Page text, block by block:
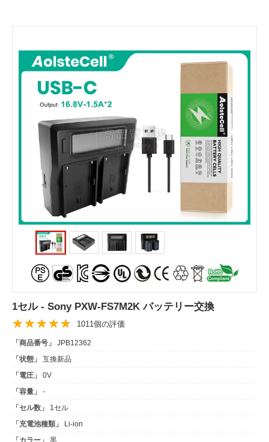
1セル - Sony PXW-FS7M2K バッテリー交換
1011個の評価
「商品番号」
JPB12362
「状態」
互換新品
「電圧」
0V
「容量」
-
「セル数」
1セル
「充電池種類」
Li-ion
「カラー」
黒